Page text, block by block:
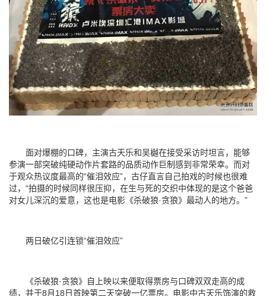
面对爆棚的口碑，主演古天乐和吴樾在接受采访时坦言，能够
参演一部突破纯硬动作片套路的品质动作巨制感到非常荣幸。而对
于观众热议度最高的“催泪效应”，古仔直言自己拍戏的时候也很难
过，“拍摄的时候同样很压抑，在生与死的交织中体现的是这个爸爸
对女儿深沉的爱意，这也是电影《杀破狼·贪狼》最动人的地方。”
两日破亿引连锁“催泪效应”
《杀破狼·贪狼》自上映以来便取得票房与口碑双双走高的成
绩，并于8月18日首映第二天突破一亿票房。电影中古天乐饰演的救